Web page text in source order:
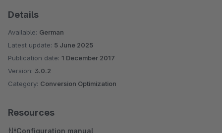
Details
Available: German
Latest update: 5 June 2025
Publication date: 1 December 2017
Version: 3.0.2
Category: Conversion Optimization
Resources
Configuration manual